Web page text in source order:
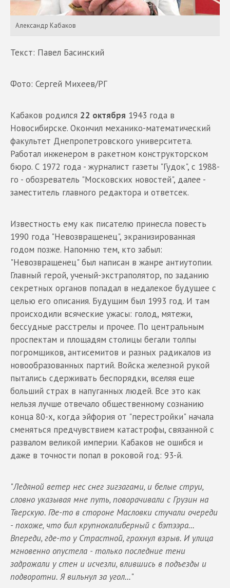
Александр Кабаков
Текст: Павел Басинский
Фото: Сергей Михеев/РГ
Кабаков родился 22 октября 1943 года в
Новосибирске. Окончил механико-математический
факультет Днепропетровского университета.
Работал инженером в ракетном конструкторском
бюро. С 1972 года - журналист газеты "Гудок", с 1988-
го - обозреватель "Московских новостей", далее -
заместитель главного редактора и ответсек.
Известность ему как писателю принесла повесть
1990 года "Невозвращенец", экранизированная
годом позже. Напомню тем, кто забыл:
"Невозвращенец" был написан в жанре антиутопии.
Главный герой, ученый-экстраполятор, по заданию
секретных органов попадал в недалекое будущее с
целью его описания. Будущим был 1993 год. И там
происходили всяческие ужасы: голод, мятежи,
бессудные расстрелы и прочее. По центральным
проспектам и площадям столицы бегали толпы
погромщиков, антисемитов и разных радикалов из
новообразованных партий. Войска железной рукой
пытались сдерживать беспорядки, вселяя еще
больший страх в напуганных людей. Все это как
нельзя лучше отвечало общественному сознанию
конца 80-х, когда эйфория от "перестройки" начала
сменяться предчувствием катастрофы, связанной с
развалом великой империи. Кабаков не ошибся и
даже в точности попал в роковой год: 93-й.
"Ледяной ветер нес снег зигзагами, и белые струи,
словно указывая мне путь, поворачивали с Грузин на
Тверскую. Где-то в стороне Масловки стучали очереди
- похоже, что бил крупнокалиберный с бэтээра...
Впереди, где-то у Страстной, грохнул взрыв. И улица
мгновенно опустела - только последние тени
задрожали у стен и исчезли, влившись в подъезды и
подворотни. Я вильнул за угол..."